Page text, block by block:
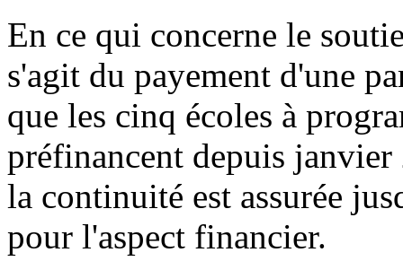
En ce qui concerne le
s'agit du payement d'une
que les cinq écoles à
préfinancent depuis janvier
la continuité est assurée
pour l'aspect financier.